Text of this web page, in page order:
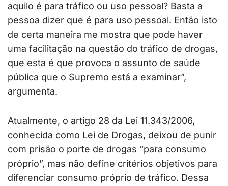
aquilo é para tráfico ou uso pessoal? Basta a
pessoa dizer que é para uso pessoal. Então isto
de certa maneira me mostra que pode haver
uma facilitação na questão do tráfico de drogas,
que esta é que provoca o assunto de saúde
pública que o Supremo está a examinar”,
argumenta.
Atualmente, o artigo 28 da Lei 11.343/2006,
conhecida como Lei de Drogas, deixou de punir
com prisão o porte de drogas “para consumo
próprio”, mas não define critérios objetivos para
diferenciar consumo próprio de tráfico. Dessa